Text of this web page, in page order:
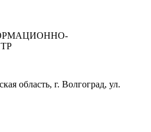
область, г. Волгоград, ул.